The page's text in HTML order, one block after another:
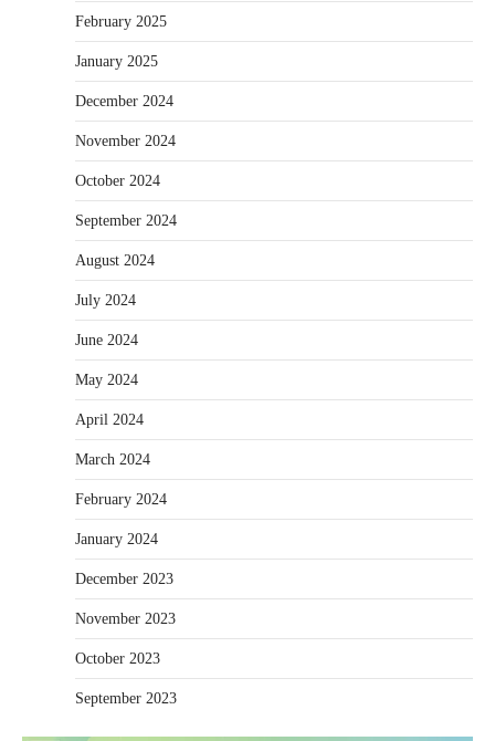
February 2025
January 2025
December 2024
November 2024
October 2024
September 2024
August 2024
July 2024
June 2024
May 2024
April 2024
March 2024
February 2024
January 2024
December 2023
November 2023
October 2023
September 2023